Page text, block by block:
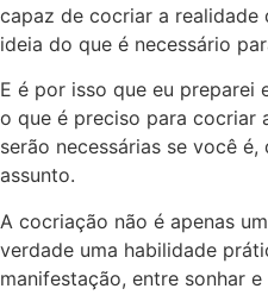
capaz de cocriar a
ideia do que é necessário
E é por isso que eu preparei
o que é preciso para cocriar
serão necessárias se você
assunto.
A cocriação não é apenas
verdade uma habilidade
manifestação, entre sonhar e